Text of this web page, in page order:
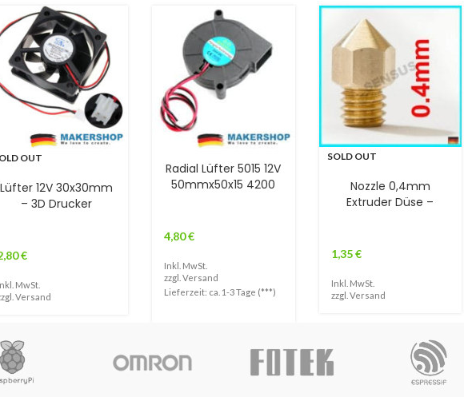
OUT
Lüfter 12V 30x30mm
– 3D Drucker
€
MwSt.
Versand
Radial Lüfter 5015 12V
50mmx50x15 4200
4,80€
Inkl. MwSt.
zzgl. Versand
Lieferzeit: ca. 1-3 Tage (***)
SOLD OUT
Nozzle 0,4mm
Extruder Düse –
1,35€
Inkl. MwSt.
zzgl. Versand